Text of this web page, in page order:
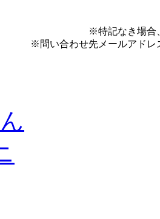
※特記なき場合
※問い合わせ先メールアドレ